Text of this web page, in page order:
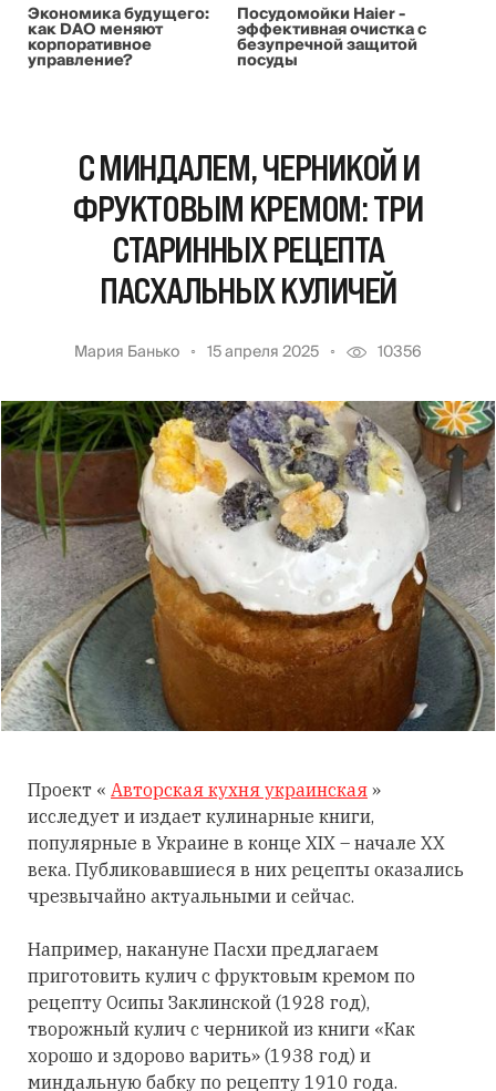
Экономика будущего:
как DAO меняют
корпоративное
управление?
Посудомойки Haier -
эффективная очистка с
безупречной защитой
посуды
С МИНДАЛЕМ, ЧЕРНИКОЙ И
ФРУКТОВЫМ КРЕМОМ: ТРИ
СТАРИННЫХ РЕЦЕПТА
ПАСХАЛЬНЫХ КУЛИЧЕЙ
Мария Банько 15 апреля 2025 10356
Проект « Авторская кухня украинская »
исследует и издает кулинарные книги,
популярные в Украине в конце XIX – начале XX
века. Публиковавшиеся в них рецепты оказались
чрезвычайно актуальными и сейчас.
Например, накануне Пасхи предлагаем
приготовить кулич с фруктовым кремом по
рецепту Осипы Заклинской (1928 год),
творожный кулич с черникой из книги «Как
хорошо и здорово варить» (1938 год) и
миндальную бабку по рецепту 1910 года.